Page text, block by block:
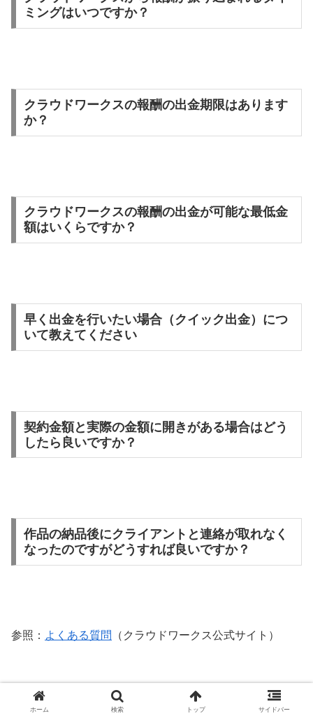
ミングはいつですか？
クラウドワークスの報酬の出金期限はあります
か？
クラウドワークスの報酬の出金が可能な最低金
額はいくらですか？
早く出金を行いたい場合（クイック出金）につ
いて教えてください
契約金額と実際の金額に開きがある場合はどう
したら良いですか？
作品の納品後にクライアントと連絡が取れなく
なったのですがどうすれば良いですか？
参照： よくある質問 （クラウドワークス公式サイト）
ホーム 検索 トップ サイドバー